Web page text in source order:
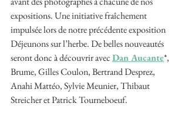
expositions. Une initiative fraîchement
impulsée lors de notre précédente exposition
Déjeunons sur l’herbe. De belles nouveautés
seront donc à découvrir avec Dan Aucante*,
Brume, Gilles Coulon, Bertrand Desprez,
Anahi Mattéo, Sylvie Meunier, Thibaut
Streicher et Patrick Tourneboeuf.